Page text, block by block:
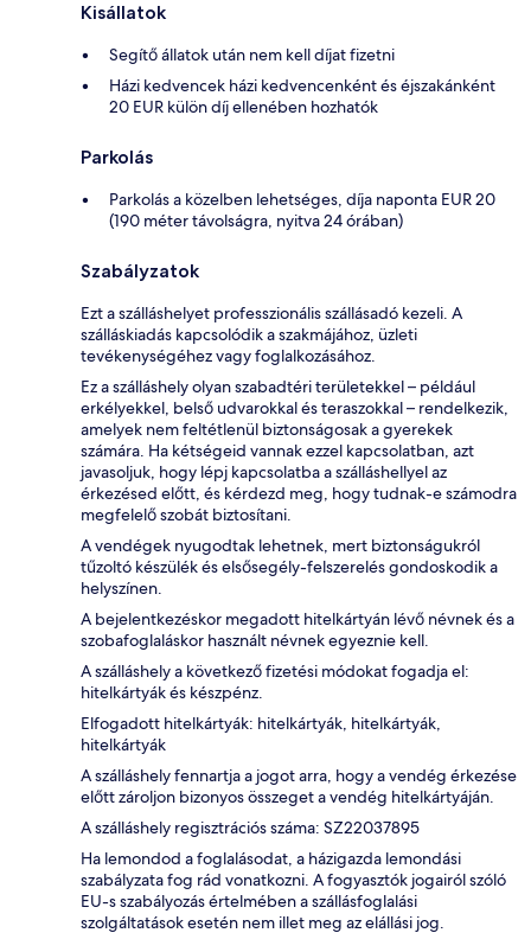
Kisállatok
Segítő állatok után nem kell díjat fizetni
Házi kedvencek házi kedvencenként és éjszakánként
20 EUR külön díj ellenében hozhatók
Parkolás
Parkolás a közelben lehetséges, díja naponta EUR 20
(190 méter távolságra, nyitva 24 órában)
Szabályzatok
Ezt a szálláshelyet professzionális szállásadó kezeli. A
szálláskiadás kapcsolódik a szakmájához, üzleti
tevékenységéhez vagy foglalkozásához.
Ez a szálláshely olyan szabadtéri területekkel – például
erkélyekkel, belső udvarokkal és teraszokkal – rendelkezik,
amelyek nem feltétlenül biztonságosak a gyerekek
számára. Ha kétségeid vannak ezzel kapcsolatban, azt
javasoljuk, hogy lépj kapcsolatba a szálláshellyel az
érkezésed előtt, és kérdezd meg, hogy tudnak-e számodra
megfelelő szobát biztosítani.
A vendégek nyugodtak lehetnek, mert biztonságukról
tűzoltó készülék és elsősegély-felszerelés gondoskodik a
helyszínen.
A bejelentkezéskor megadott hitelkártyán lévő névnek és a
szobafoglaláskor használt névnek egyeznie kell.
A szálláshely a következő fizetési módokat fogadja el:
hitelkártyák és készpénz.
Elfogadott hitelkártyák: hitelkártyák, hitelkártyák,
hitelkártyák
A szálláshely fennartja a jogot arra, hogy a vendég érkezése
előtt zároljon bizonyos összeget a vendég hitelkártyáján.
A szálláshely regisztrációs száma: SZ22037895
Ha lemondod a foglalásodat, a házigazda lemondási
szabályzata fog rád vonatkozni. A fogyasztók jogairól szóló
EU-s szabályozás értelmében a szállásfoglalási
szolgáltatások esetén nem illet meg az elállási jog.